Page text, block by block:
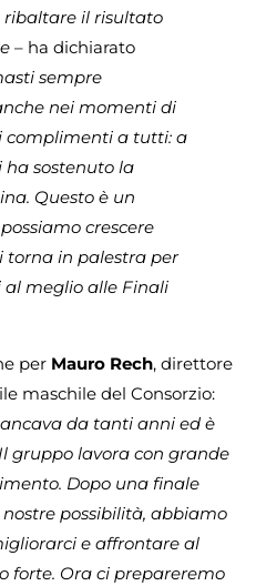
il risultato
– ha dichiarato
sempre
nei momenti di
complimenti a tutti: a
ha sostenuto la
Questo è un
crescere
torna in palestra per
meglio alle Finali
per Mauro Rech, direttore
maschile del Consorzio:
da tanti anni ed è
gruppo lavora con grande
Dopo una finale
possibilità, abbiamo
e affrontare al
forte. Ora ci prepareremo